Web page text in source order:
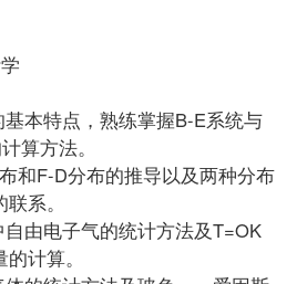
本特点，熟练掌握B-E系统与
算方法。
F-D分布的推导以及两种分布
系。
由电子气的统计方法及T=OK
计算。